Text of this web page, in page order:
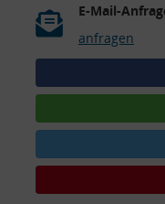
E-Mail-
anfragen